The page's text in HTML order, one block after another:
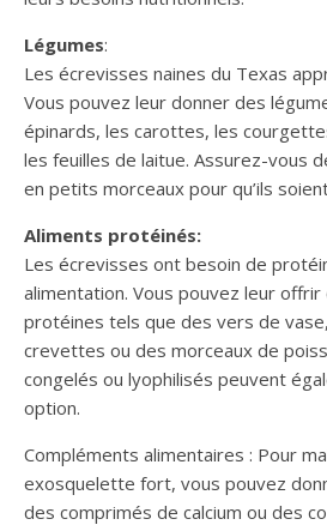
Légumes:
Les écrevisses naines du Texas
Vous pouvez leur donner des
épinards, les carottes, les
les feuilles de laitue. Assurez-vous
en petits morceaux pour qu’ils
Aliments protéinés:
Les écrevisses ont besoin de
alimentation. Vous pouvez leur
protéines tels que des vers de
crevettes ou des morceaux de
congelés ou lyophilisés peuvent
option.
Compléments alimentaires : Pour
exosquelette fort, vous pouvez
des comprimés de calcium ou des